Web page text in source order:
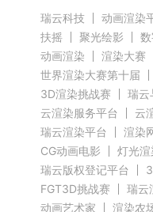
瑞云科技 动画渲染
扶摇
聚光绘影
动画渲染
渲染大赛
世界渲染大赛第十届
3D渲染挑战赛
瑞云
云渲染服务平台
云
瑞云渲染平台
渲染
CG动画电影
灯光渲
瑞云版权登记平台
FGT3D挑战赛
瑞云
动画艺术家
渲染农